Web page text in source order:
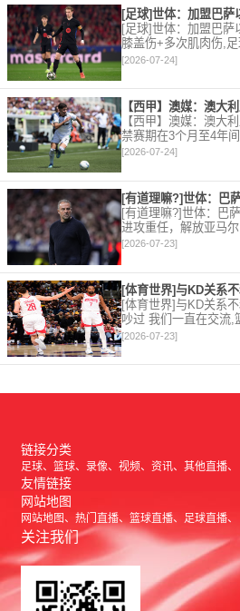
[足球]世体：加盟巴萨
膝盖伤+多次肌肉伤,
本站，24小时为你更
[2026-07-24]
【西甲】澳媒：澳大
禁赛期在3个月至4年
大利亚,英超,西甲,德
[2026-07-24]
[有道理嘛?]世体：巴
进攻重任，解放亚马
藏本站，24小时为你
[2026-07-23]
[体育世界]与KD关系
吵过 我们一直在交流,
欢迎收藏本站，24小
育资讯。
[2026-07-23]
链接分类
足球 篮球 录像 视频 资讯 其他直播
友情链接
网站地图
网站地图 热门直播 篮球直播 足球直播
关注我们